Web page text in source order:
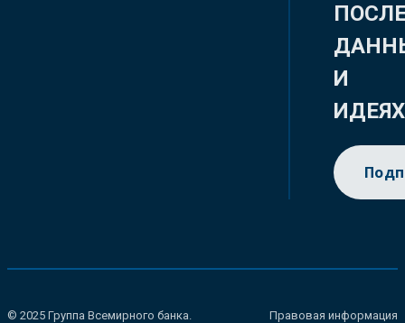
И
ИДЕЯХ
© 2025 Группа Всемирного банка.
Правовая информация